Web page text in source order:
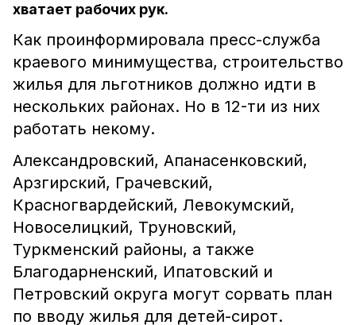
хватает рабочих рук.
Как проинформировала пресс-служба
краевого минимущества, строительство
жилья для льготников должно идти в
нескольких районах. Но в 12-ти из них
работать некому.
Александровский, Апанасенковский,
Арзгирский, Грачевский,
Красногвардейский, Левокумский,
Новоселицкий, Труновский,
Туркменский районы, а также
Благодарненский, Ипатовский и
Петровский округа могут сорвать план
по вводу жилья для детей-сирот.